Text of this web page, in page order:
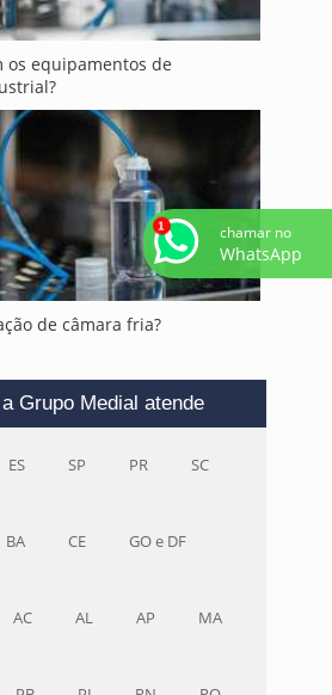
os equipamentos de
de câmara fria?
Grupo Medial atende
ES SP PR SC
BA CE GO e DF
AC AL AP MA
chamar no
WhatsApp